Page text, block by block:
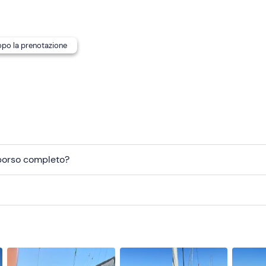
Il punto di ritrovo è
la prenotazione
completo?